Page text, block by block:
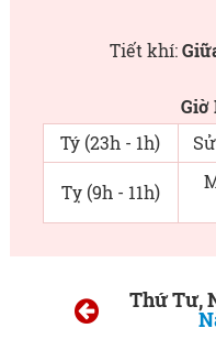
Tiết khí:
Giờ
Tý (23h - 1h)
Tỵ (9h - 11h)
Thứ Tư,